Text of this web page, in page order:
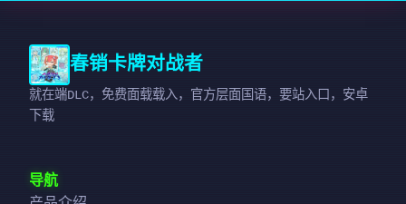
春销卡牌对战者
就在端DLC，免费面载载入，官方层面国语，要站入口，安卓
下载
导航